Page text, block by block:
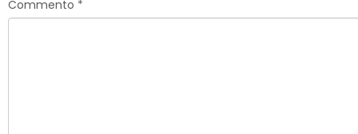
Commento *